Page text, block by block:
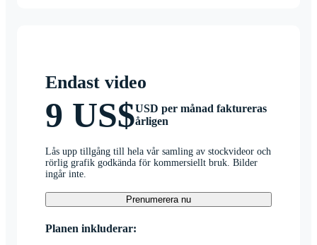
Endast video
9 US$USD per månad faktureras
årligen
Lås upp tillgång till hela vår samling av stockvideor och
rörlig grafik godkända för kommersiellt bruk. Bilder
ingår inte.
Prenumerera nu
Planen inkluderar: